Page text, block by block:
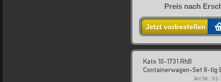
Preis nach
Jetzt vorbestellen
Kato 10-1731 RhB
Containerwagen-Set 8-tlg
Art.Nr.: